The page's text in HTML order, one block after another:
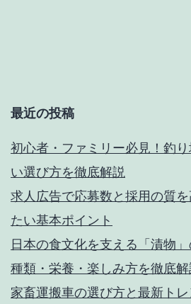
最近の投稿
初心者・ファミリー必見！釣
い選び方を徹底解説
求人広告で応募数と採用の質
たい基本ポイント
日本の食文化を支える「漬物
種類・栄養・楽しみ方を徹底
家畜運搬車の選び方と最新ト